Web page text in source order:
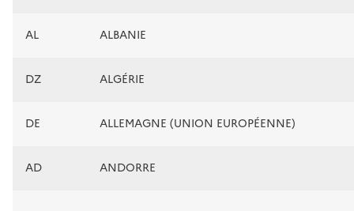
AL ALBANIE
DZ ALGÉRIE
DE ALLEMAGNE (UNION EUROPÉENNE)
AD ANDORRE